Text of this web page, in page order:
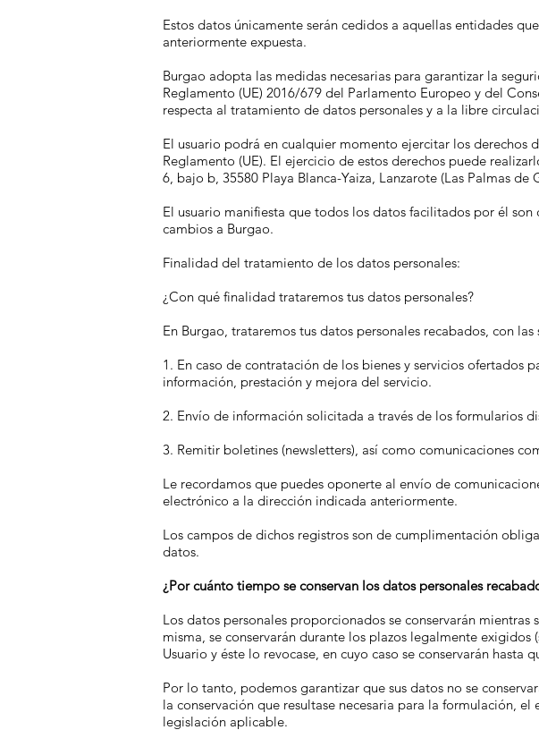
Estos datos únicamente serán cedidos a aquellas entidades
anteriormente expuesta.
Burgao adopta las medidas necesarias para garantizar la
Reglamento (UE) 2016/679 del Parlamento Europeo y del
respecta al tratamiento de datos personales y a la libre
El usuario podrá en cualquier momento ejercitar los derechos
Reglamento (UE). El ejercicio de estos derechos puede
6, bajo b, 35580 Playa Blanca-Yaiza, Lanzarote (Las Palmas de
El usuario manifiesta que todos los datos facilitados por él
cambios a Burgao.
Finalidad del tratamiento de los datos personales:
¿Con qué finalidad trataremos tus datos personales?
En Burgao, trataremos tus datos personales recabados, con
1. En caso de contratación de los bienes y servicios
información, prestación y mejora del servicio.
2. Envío de información solicitada a través de los formularios
3. Remitir boletines (newsletters), así como comunicaciones
Le recordamos que puedes oponerte al envío de
electrónico a la dirección indicada anteriormente.
Los campos de dichos registros son de cumplimentación
datos.
¿Por cuánto tiempo se conservan los datos personales
Los datos personales proporcionados se conservarán
misma, se conservarán durante los plazos legalmente
Usuario y éste lo revocase, en cuyo caso se conservarán hasta
Por lo tanto, podemos garantizar que sus datos no se
la conservación que resultase necesaria para la formulación,
legislación aplicable.